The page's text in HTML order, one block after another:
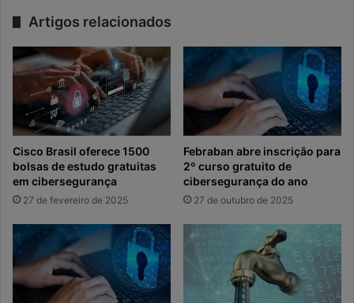
Artigos relacionados
Cisco Brasil oferece 1500
bolsas de estudo gratuitas
em cibersegurança
27 de fevereiro de 2025
Febraban abre inscrição para
2º curso gratuito de
cibersegurança do ano
27 de outubro de 2025